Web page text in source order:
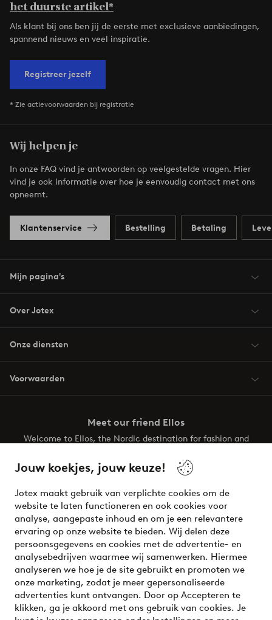
Jouw koekjes, jouw keuze!
Jotex maakt gebruik van verplichte cookies om de
website te laten functioneren en ook cookies voor
analyse, aangepaste inhoud en om je een relevantere
ervaring op onze website te bieden. Wij delen deze
persoonsgegevens en cookies met de advertentie- en
analysebedrijven waarmee wij samenwerken. Hiermee
analyseren we hoe je de site gebruikt en promoten we
onze marketing, zodat je meer gepersonaliseerde
advertenties kunt ontvangen. Door op Accepteren te
klikken, ga je akkoord met ons gebruik van cookies. Je
het duurste artikel*
Als klant bij ons ben jij de eerste met exclusieve aanbiedingen,
spannend nieuws en veel inspiratie.
Registreer jezelf
* Zie actievoorwaarden bij registratie
Wij helpen je
In onze FAQ vind je antwoorden op veelgestelde vragen. Hier
vind je ook informatie over hoe je eenvoudig contact met ons
opneemt.
Klantenservice Bestelling Betaling
Mijn pagina's
Over Jotex
Onze diensten
Voorwaarden
Meet our friend Ellos
Welcome to Ellos, the Nordic destination for fashion and
your wardrobe. Your next inspiring look is here!
Veilig betalen - Nu betalen of opsplitsen
Wil je meer weten over onze betaalopties?